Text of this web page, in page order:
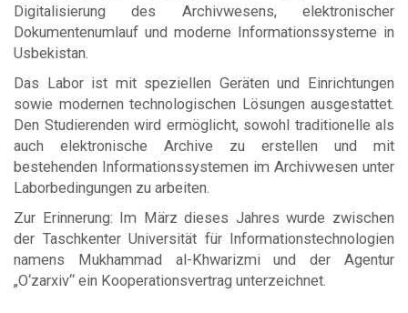
Digitalisierung des Archivwesens, elektronischer
Dokumentenumlauf und moderne Informationssysteme in
Usbekistan.
Das Labor ist mit speziellen Geräten und Einrichtungen
sowie modernen technologischen Lösungen ausgestattet.
Den Studierenden wird ermöglicht, sowohl traditionelle als
auch elektronische Archive zu erstellen und mit
bestehenden Informationssystemen im Archivwesen unter
Laborbedingungen zu arbeiten.
Zur Erinnerung: Im März dieses Jahres wurde zwischen
der Taschkenter Universität für Informationstechnologien
namens Mukhammad al-Khwarizmi und der Agentur
„O‘zarxiv“ ein Kooperationsvertrag unterzeichnet.